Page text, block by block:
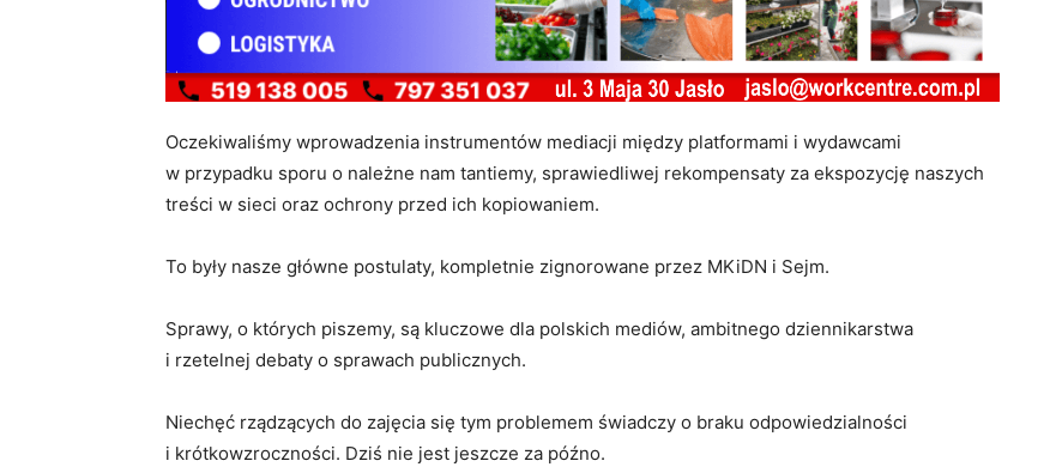
Oczekiwaliśmy wprowadzenia instrumentów mediacji między platformami i wydawcami
w przypadku sporu o należne nam tantiemy, sprawiedliwej rekompensaty za ekspozycję naszych
treści w sieci oraz ochrony przed ich kopiowaniem.
To były nasze główne postulaty, kompletnie zignorowane przez MKiDN i Sejm.
Sprawy, o których piszemy, są kluczowe dla polskich mediów, ambitnego dziennikarstwa
i rzetelnej debaty o sprawach publicznych.
Niechęć rządzących do zajęcia się tym problemem świadczy o braku odpowiedzialności
i krótkowzroczności. Dziś nie jest jeszcze za późno.